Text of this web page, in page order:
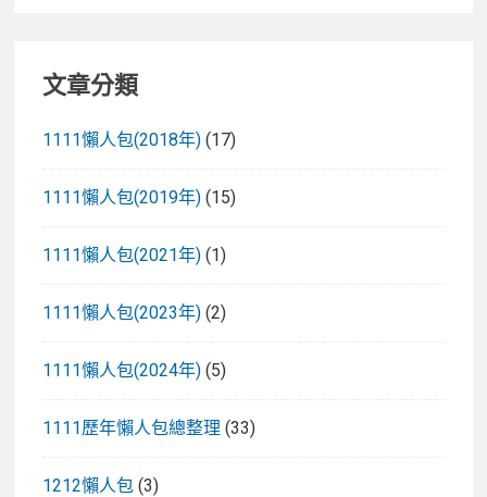
文章分類
1111懶人包(2018年) (17)
1111懶人包(2019年) (15)
1111懶人包(2021年) (1)
1111懶人包(2023年) (2)
1111懶人包(2024年) (5)
1111歷年懶人包總整理 (33)
1212懶人包 (3)